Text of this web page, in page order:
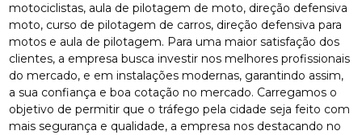
motociclistas, aula de pilotagem de moto, direção defensiva
moto, curso de pilotagem de carros, direção defensiva para
motos e aula de pilotagem. Para uma maior satisfação dos
clientes, a empresa busca investir nos melhores profissionais
do mercado, e em instalações modernas, garantindo assim,
a sua confiança e boa cotação no mercado. Carregamos o
objetivo de permitir que o tráfego pela cidade seja feito com
mais segurança e qualidade, a empresa nos destacando no